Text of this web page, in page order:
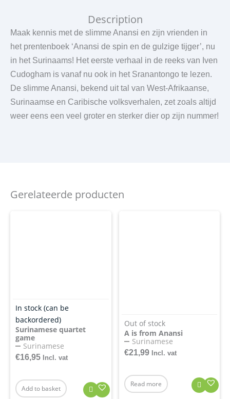
Description
Maak kennis met de slimme Anansi en zijn vrienden in
het prentenboek ‘Anansi de spin en de gulzige tijger’, nu
in het Surinaams! Het eerste verhaal in de reeks van Iven
Cudogham is vanaf nu ook in het Sranantongo te lezen.
De slimme Anansi, bekend uit tal van West-Afrikaanse,
Surinaamse en Caribische volksverhalen, zet zoals altijd
weer eens een veel groter en sterker dier op zijn nummer!
Gerelateerde producten
In stock (can be
backordered)
Surinamese quartet
game
Surinamese
€16,95 Incl. vat
Add to basket
Out of stock
A is from Anansi
Surinamese
€21,99 Incl. vat
Read more